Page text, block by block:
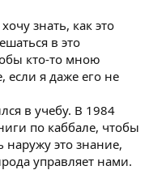
знать, как это
в это
кто-то мною
если я даже его не
в учебу. В 1984
по каббале, чтобы
наружу это знание,
управляет нами.